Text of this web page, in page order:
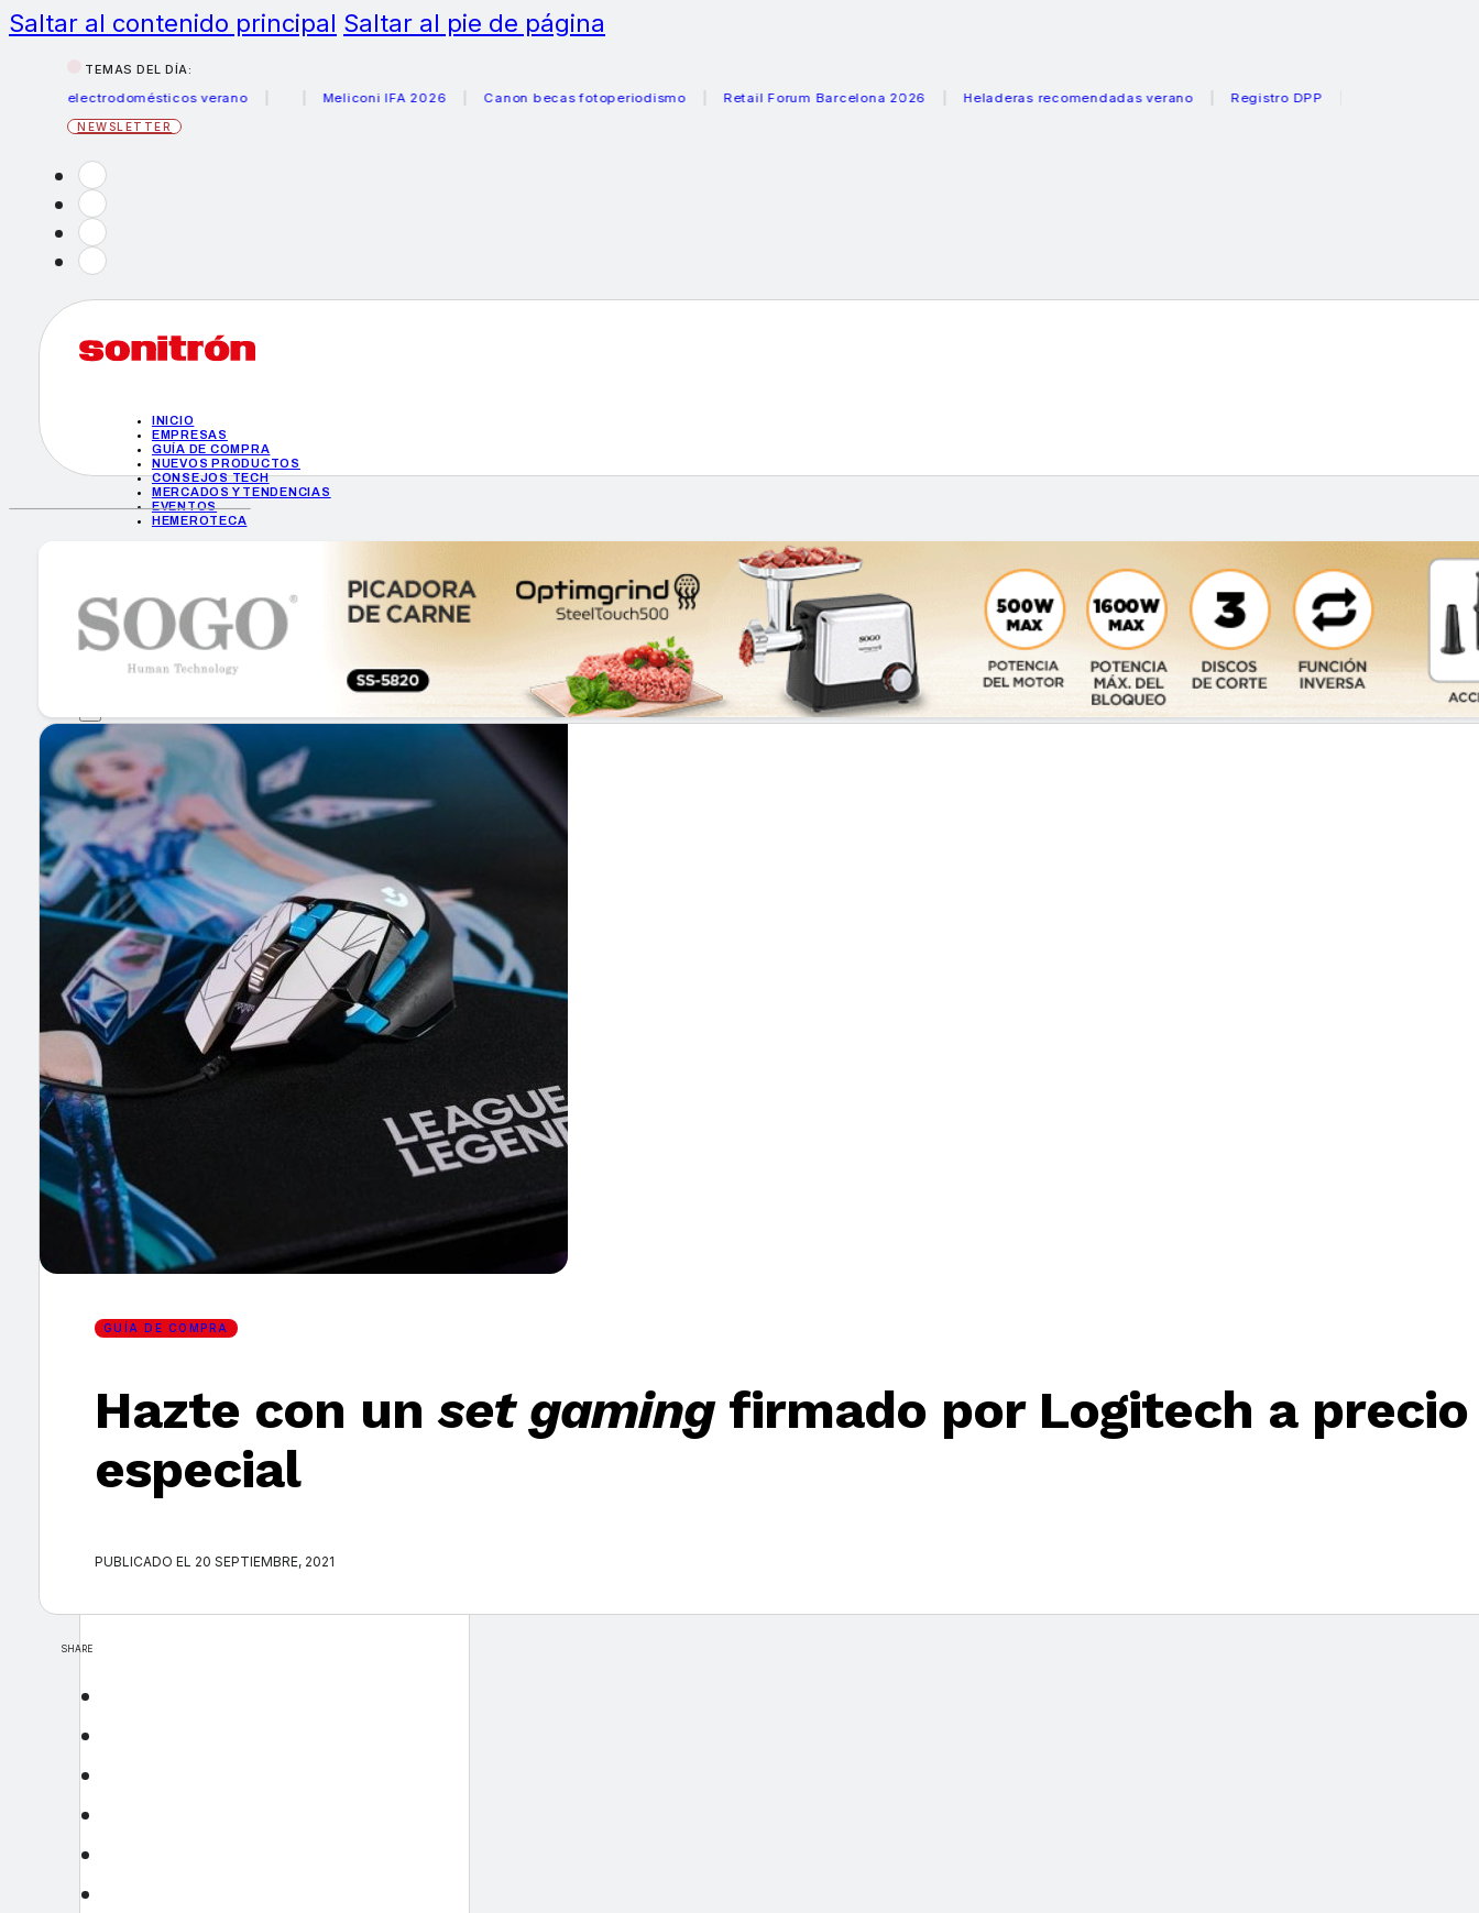
Saltar al contenido principal Saltar al pie de página
TEMAS DEL DÍA:
electrodomésticos verano
Meliconi IFA 2026 Canon becas fotoperiodismo Retail Forum Barcelona 2026 Heladeras recomendadas verano Registro DPP
NEWSLETTER
INICIO
EMPRESAS
GUÍA DE COMPRA
NUEVOS PRODUCTOS
CONSEJOS TECH
MERCADOS Y TENDENCIAS
EVENTOS
HEMEROTECA
GUÍA DE COMPRA
NUEVOS PRODUCTOS
CONSEJOS TECH
MERCADOS Y TENDENCIAS
HEMEROTECA
Encuentra tu noticia
Buscar
×
GUÍA DE COMPRA
Hazte con unset gamingfirmado por Logitech a precio
especial
PUBLICADO EL 20 SEPTIEMBRE, 2021
SHARE